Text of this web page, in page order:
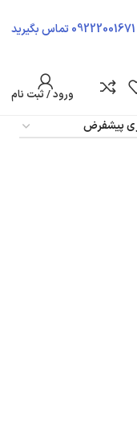
ورود / ثبت نام